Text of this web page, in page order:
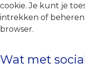
cookie. Je kunt je
intrekken of beheren
browser.
Wat met